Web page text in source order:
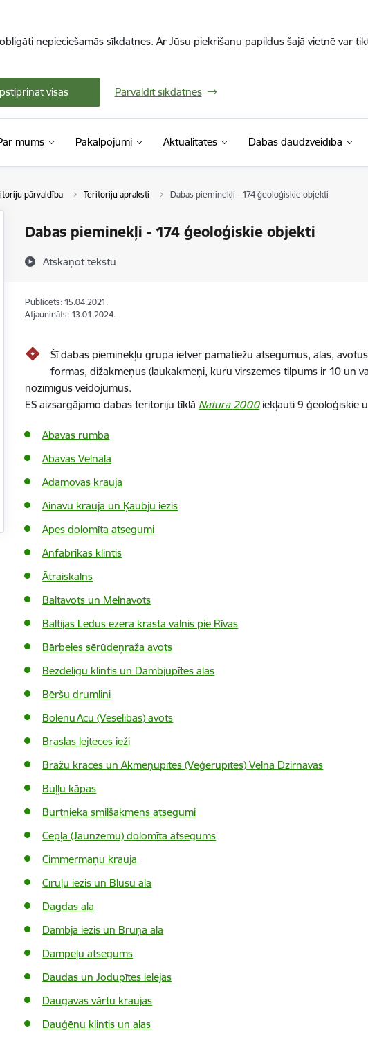
nepieciešamās sīkdatnes. Ar Jūsu piekrišanu papildus šajā vietnē var
visas Pārvaldīt sīkdatnes
mums Pakalpojumi Aktualitātes Dabas daudzveidība
pārvaldība Teritoriju apraksti Dabas pieminekļi - 174 ģeoloģiskie objekti
Dabas pieminekļi - 174 ģeoloģiskie objekti
Atskaņot tekstu
Publicēts: 15.04.2021.
Atjaunināts: 13.01.2024.
Šī dabas pieminekļu grupa ietver pamatiežu atsegumus, alas,
formas, dižakmeņus (laukakmeņi, kuru virszemes tilpums ir 10 un
nozīmīgus veidojumus.
ES aizsargājamo dabas teritoriju tīklā Natura 2000iekļauti 9 ģeoloģiskie
Abavas rumba
Abavas Velnala
Adamovas krauja
Ainavu krauja un Ķaubju iezis
Apes dolomīta atsegumi
Ānfabrikas klintis
Ātraiskalns
Baltavots un Melnavots
Baltijas Ledus ezera krasta valnis pie Rīvas
Bārbeles sērūdeņraža avots
Bezdeligu klintis un Dambjupītes alas
Bēršu drumlini
Bolēnu Acu (Veselības) avots
Braslas lejteces ieži
Brāžu krāces un Akmeņupītes (Veģerupītes) Velna Dzirnavas
Buļļu kāpas
Burtnieka smilšakmens atsegumi
Cepļa (Jaunzemu) dolomīta atsegums
Cimmermaņu krauja
Cīruļu iezis un Blusu ala
Dagdas ala
Dambja iezis un Bruņa ala
Dampeļu atsegums
Daudas un Jodupītes ielejas
Daugavas vārtu kraujas
Dauģēnu klintis un alas